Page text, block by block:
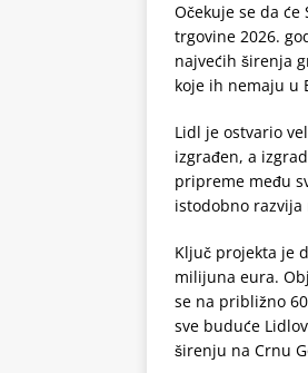
Očekuje se da
trgovine 2026.
najvećih širenja
koje ih nemaju u
Lidl je ostvario
izgrađen, a
pripreme među
istodobno
Ključ projekta je
milijuna eura.
se na približno
sve buduće
širenju na Crnu